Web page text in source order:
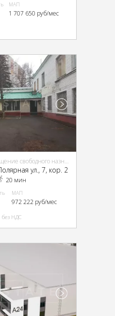
МАП
1 707 650 руб/мес
Инвестиции в помещение свободного назначения (ПСН)
ул., 7, кор. 2
20 мин
МАП
972 222 руб/мес
без НДС